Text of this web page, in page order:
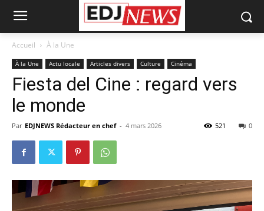
Accueil À la Une
À la Une Actu locale Articles divers Culture Cinéma
Fiesta del Cine : regard vers
le monde
Par EDJNEWS Rédacteur en chef - 4 mars 2026 0
521